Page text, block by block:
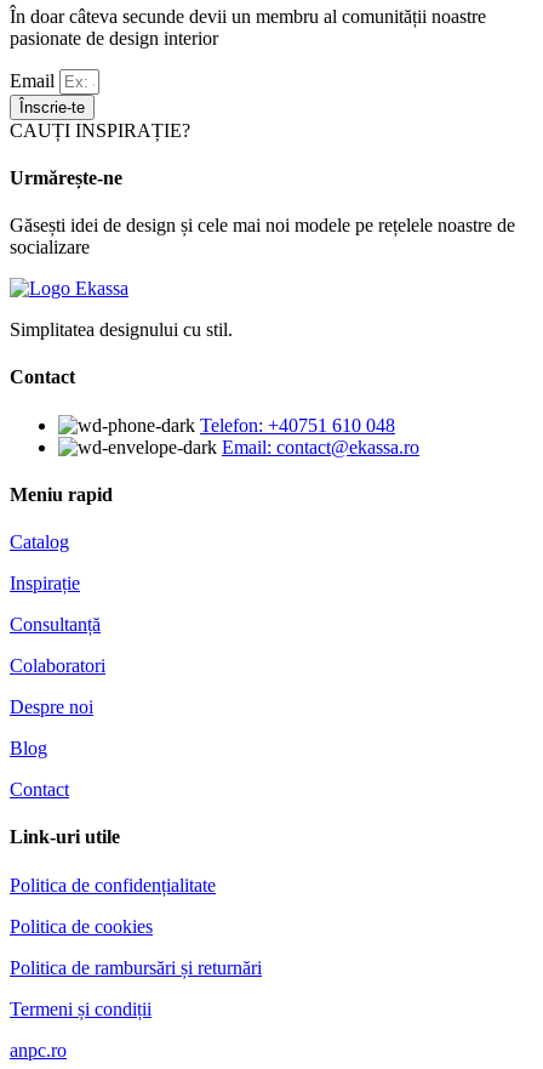
În doar câteva secunde devii un membru al comunității noastre
pasionate de design interior
Email
Înscrie-te
CAUȚI INSPIRAȚIE?
Urmărește-ne
Găsești idei de design și cele mai noi modele pe rețelele noastre de
socializare
Simplitatea designului cu stil.
Contact
Telefon: +40751 610 048
Email: contact@ekassa.ro
Meniu rapid
Catalog
Inspirație
Consultanță
Colaboratori
Despre noi
Blog
Contact
Link-uri utile
Politica de confidențialitate
Politica de cookies
Politica de rambursări și returnări
Termeni și condiții
anpc.ro